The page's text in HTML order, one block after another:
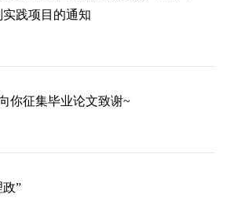
实践项目的通知
你征集毕业论文致谢~
”